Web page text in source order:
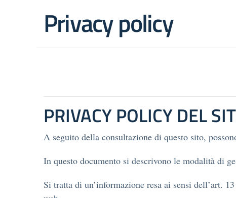
Privacy policy
PRIVACY POLICY DEL
A seguito della consultazione di questo sito,
In questo documento si descrivono le modalità di
Si tratta di un’informazione resa ai sensi dell’art.